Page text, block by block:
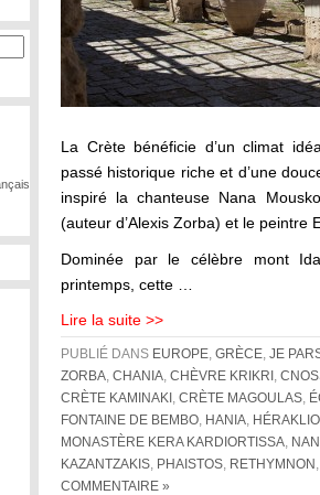
La Crète bénéficie d’un climat
passé historique riche et d’une
inspiré la chanteuse Nana
(auteur d’Alexis Zorba) et le peintre
Dominée par le célèbre mont
printemps, cette …
Lire la suite >>
PUBLIÉ DANS EUROPE GRÈCE JE
ZORBA CHANIA CHÈVRE KRIKRI
CRÈTE KAMINAKI
CRÈTE MAGOULAS
FONTAINE DE BEMBO
HANIA
MONASTÈRE KERA KARDIORTISSA
KAZANTZAKIS
PHAISTOS RETHYMNON
COMMENTAIRE »